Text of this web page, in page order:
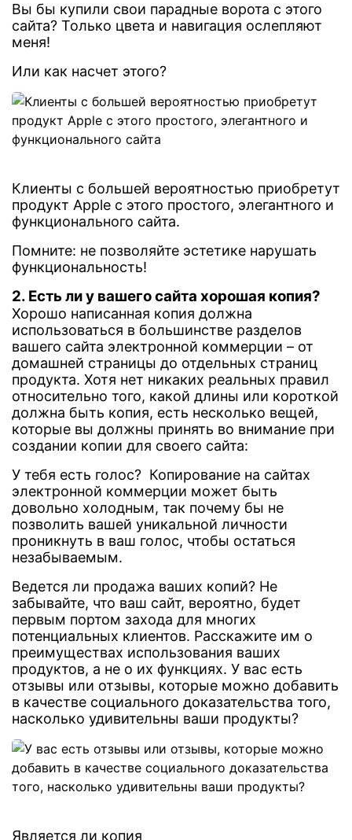
Вы бы купили свои парадные ворота с этого
сайта? Только цвета и навигация ослепляют
меня!
Или как насчет этого?
Клиенты с большей вероятностью приобретут
продукт Apple с этого простого, элегантного и
функционального сайта.
Помните: не позволяйте эстетике нарушать
функциональность!
2. Есть ли у вашего сайта хорошая копия?
Хорошо написанная копия должна
использоваться в большинстве разделов
вашего сайта электронной коммерции – от
домашней страницы до отдельных страниц
продукта. Хотя нет никаких реальных правил
относительно того, какой длины или короткой
должна быть копия, есть несколько вещей,
которые вы должны принять во внимание при
создании копии для своего сайта:
У тебя есть голос? Копирование на сайтах
электронной коммерции может быть
довольно холодным, так почему бы не
позволить вашей уникальной личности
проникнуть в ваш голос, чтобы остаться
незабываемым.
Ведется ли продажа ваших копий? Не
забывайте, что ваш сайт, вероятно, будет
первым портом захода для многих
потенциальных клиентов. Расскажите им о
преимуществах использования ваших
продуктов, а не о их функциях. У вас есть
отзывы или отзывы, которые можно добавить
в качестве социального доказательства того,
насколько удивительны ваши продукты?
Является ли копия